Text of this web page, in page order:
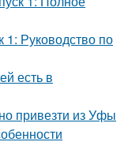
Руководство по
есть в
привезти из Уфы